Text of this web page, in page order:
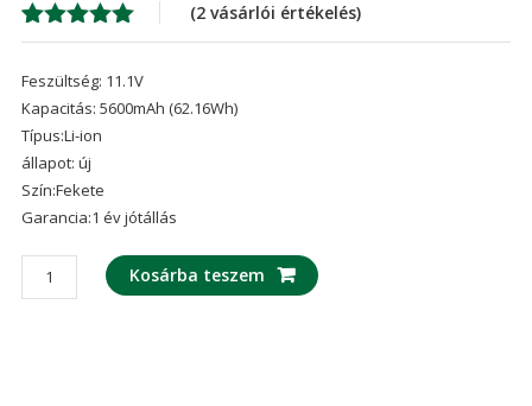
Értékelés
ből,
2
értékelés
alapján
(2 vásárlói értékelés)
Feszültség: 11.1V
Kapacitás: 5600mAh (62.16Wh)
Típus:Li-ion
állapot: új
Szín:Fekete
Garancia:1 év jótállás
laptop
akku/akkumulátor
Kosárba teszem